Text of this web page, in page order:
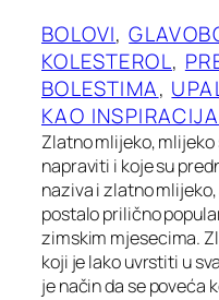
BOLOVI,
KOLESTEROL,
BOLESTIMA,
KAO INSPIRACIJA
Zlatno mlijeko, mlijeko
napraviti i koje su
naziva i zlatno
postalo prilično
zimskim mjesecima.
koji je lako uvrstiti u
je način da se poveća